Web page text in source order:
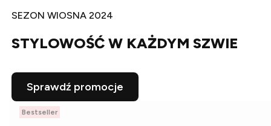
SEZON WIOSNA 2024
STYLOWOŚĆ W KAŻDYM SZWIE
Sprawdź promocje
Bestseller